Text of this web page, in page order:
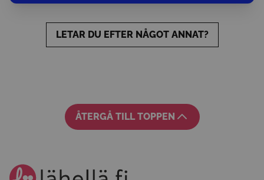
LETAR DU EFTER NÅGOT ANNAT?
ÅTERGÅ TILL TOPPEN